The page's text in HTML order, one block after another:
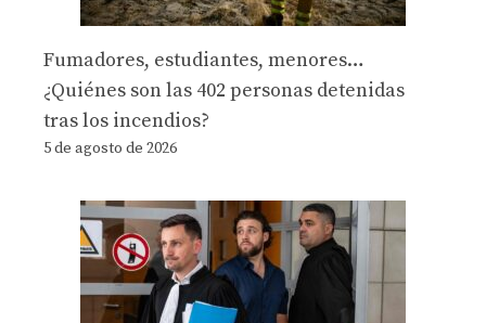
Fumadores, estudiantes, menores…
¿Quiénes son las 402 personas detenidas
tras los incendios?
5 de agosto de 2026